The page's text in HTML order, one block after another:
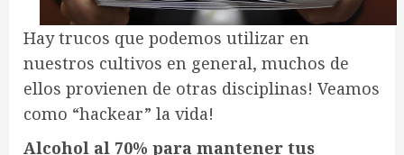
Hay trucos que podemos utilizar en
nuestros cultivos en general, muchos de
ellos provienen de otras disciplinas! Veamos
como “hackear” la vida!
Alcohol al 70% para mantener tus